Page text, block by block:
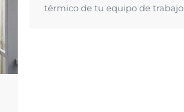
térmico de tu equipo de trabajo